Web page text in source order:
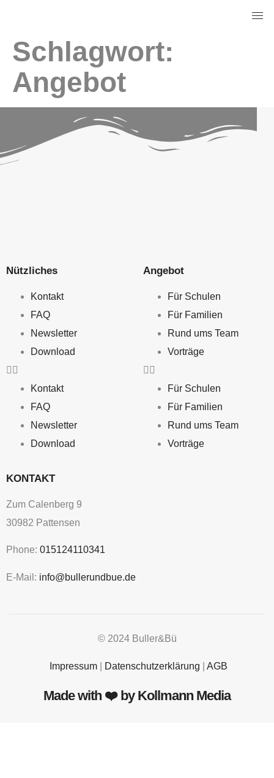
Schlagwort:
Angebot
Nützliches
Kontakt
FAQ
Newsletter
Download
Kontakt
FAQ
Newsletter
Download
Angebot
Für Schulen
Für Familien
Rund ums Team
Vorträge
Für Schulen
Für Familien
Rund ums Team
Vorträge
KONTAKT
Zum Calenberg 9
30982 Pattensen
Phone: 015124110341
E-Mail: info@bullerundbue.de
© 2024 Buller&Bü
Impressum| Datenschutzerklärung AGB
Made with ❤️ by Kollmann Media